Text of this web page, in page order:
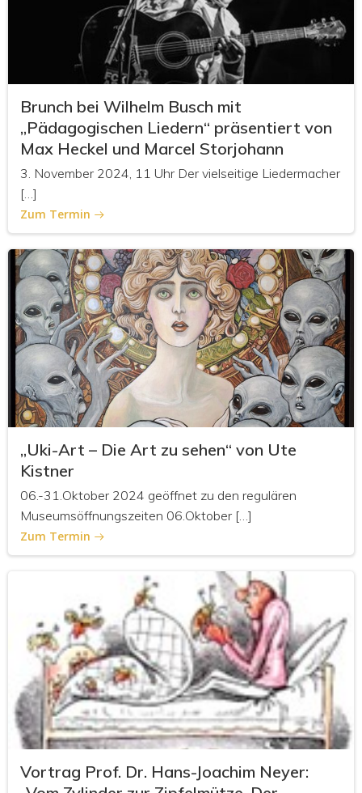
Brunch bei Wilhelm Busch mit
„Pädagogischen Liedern“ präsentiert von
Max Heckel und Marcel Storjohann
3. November 2024, 11 Uhr Der vielseitige Liedermacher
[…]
Zum Termin
„Uki-Art – Die Art zu sehen“ von Ute
Kistner
06.-31.Oktober 2024 geöffnet zu den regulären
Museumsöffnungszeiten 06.Oktober […]
Zum Termin
Vortrag Prof. Dr. Hans-Joachim Neyer: